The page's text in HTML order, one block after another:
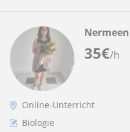
35€/h
Nermeen
Online-Unterricht
Biologie